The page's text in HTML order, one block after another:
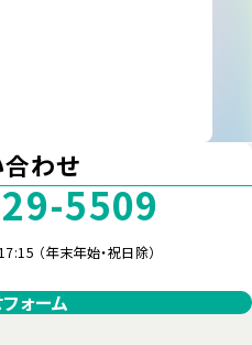
わせ
5509
（年末年始・祝日除）
ォーム